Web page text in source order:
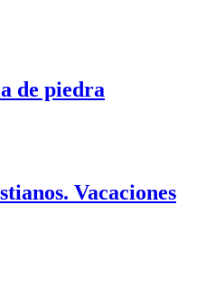
de piedra
Vacaciones